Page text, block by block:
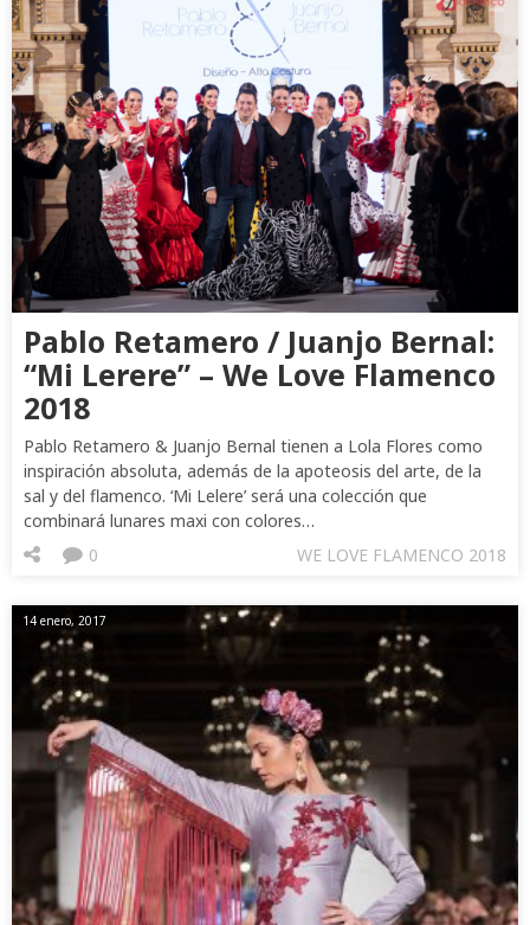
Pablo Retamero / Juanjo Bernal:
“Mi Lerere” – We Love Flamenco
2018
Pablo Retamero & Juanjo Bernal tienen a Lola Flores como
inspiración absoluta, además de la apoteosis del arte, de la
sal y del flamenco. ‘Mi Lelere’ será una colección que
combinará lunares maxi con colores…
WE LOVE FLAMENCO 2018
0
14 enero, 2017